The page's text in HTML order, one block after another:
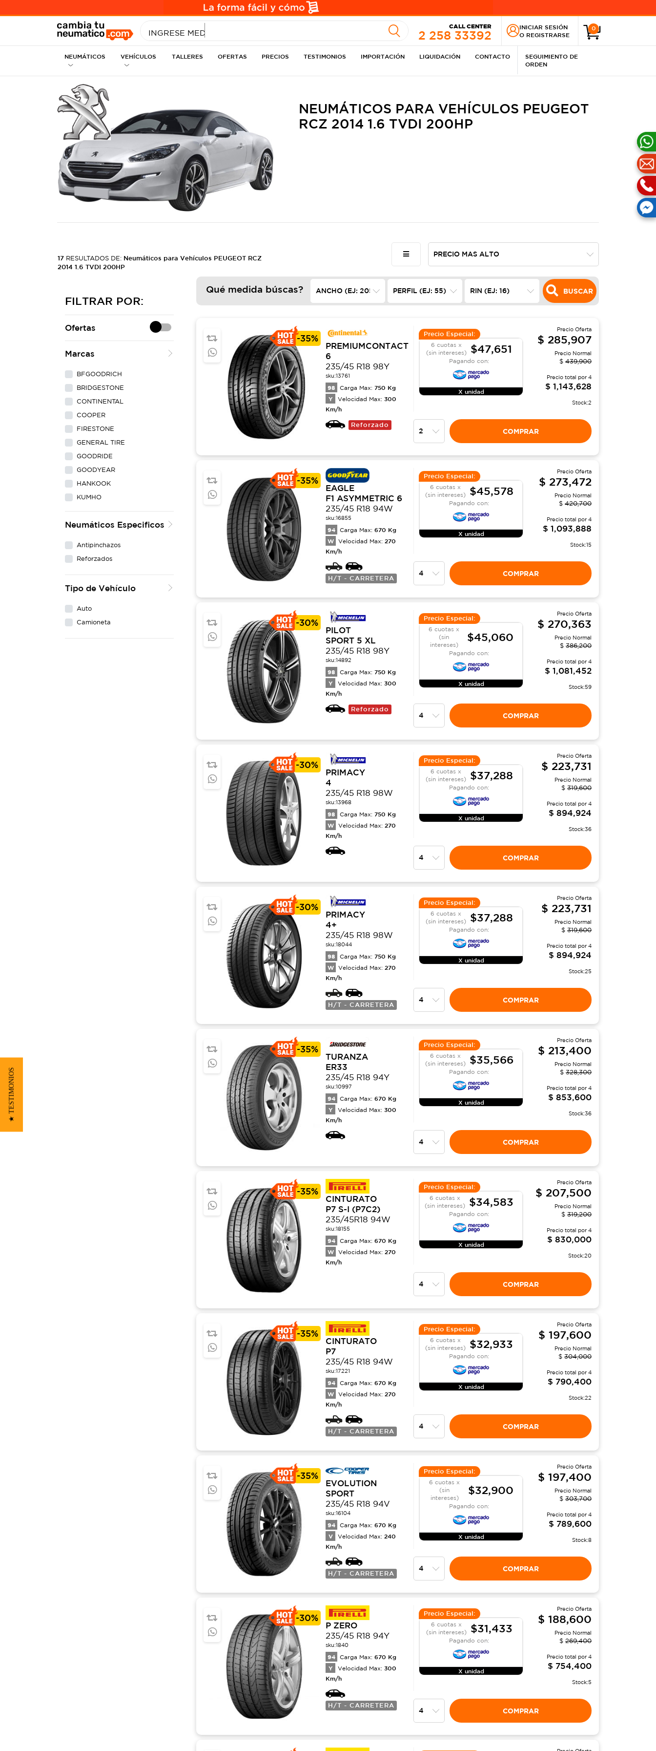
INGRESE MEDIDA
CALL CENTER
2 258 33392
INICIAR SESIÓN
O REGISTRARSE
0
NEUMÁTICOS VEHÍCULOS TALLERES OFERTAS PRECIOS TESTIMONIOS IMPORTACIÓN LIQUIDACIÓN CONTACTO
SEGUIMIENTO DE
ORDEN
NEUMÁTICOS PARA VEHÍCULOS PEUGEOT
RCZ 2014 1.6 TVDI 200HP
17 RESULTADOS DE: Neumáticos para Vehículos PEUGEOT RCZ
2014 1.6 TVDI 200HP
FILTRAR POR:
Ofertas
Marcas
BFGOODRICH
BRIDGESTONE
CONTINENTAL
COOPER
FIRESTONE
GENERAL TIRE
GOODRIDE
GOODYEAR
HANKOOK
KUMHO
LING LONG
MAXXIS
YOKOHAMA
Neumáticos Especificos
Antipinchazos
Reforzados
Tipo de Vehículo
Auto
Camioneta
Qué medida búscas? BUSCAR
-35%
PREMIUMCONTACT
6
235/45 R18 98Y
sku:13761
98 Carga Max: 750 Kg
Y Velocidad Max: 300
Km/h
Reforzado
Precio Especial:
6 cuotas x
(sin intereses)
$47,651
Pagando con:
X unidad
Precio Oferta
$ 285,907
Precio Normal
$ 439,900
Precio total por4
$ 1,143,628
Stock:2
COMPRAR
-35%
EAGLE
F1 ASYMMETRIC 6
235/45 R18 94W
sku:16855
94 Carga Max: 670 Kg
W Velocidad Max: 270
Km/h
H/T - CARRETERA
Precio Especial:
6 cuotas x
(sin intereses)
$45,578
Pagando con:
X unidad
Precio Oferta
$ 273,472
Precio Normal
$ 420,700
Precio total por4
$ 1,093,888
Stock:15
COMPRAR
-30%
PILOT
SPORT 5 XL
235/45 R18 98Y
sku:14892
98 Carga Max: 750 Kg
Y Velocidad Max: 300
Km/h
Reforzado
Precio Especial:
6 cuotas x
(sin
intereses)
$45,060
Pagando con:
X unidad
Precio Oferta
$ 270,363
Precio Normal
$ 386,200
Precio total por4
$ 1,081,452
Stock:59
COMPRAR
-30%
PRIMACY
4
235/45 R18 98W
sku:13968
98 Carga Max: 750 Kg
W Velocidad Max: 270
Km/h
Precio Especial:
6 cuotas x
(sin intereses)
$37,288
Pagando con:
X unidad
Precio Oferta
$ 223,731
Precio Normal
$ 319,600
Precio total por4
$ 894,924
Stock:36
COMPRAR
-30%
PRIMACY
4+
235/45 R18 98W
sku:18044
98 Carga Max: 750 Kg
W Velocidad Max: 270
Km/h
H/T - CARRETERA
Precio Especial:
6 cuotas x
(sin intereses)
$37,288
Pagando con:
X unidad
Precio Oferta
$ 223,731
Precio Normal
$ 319,600
Precio total por4
$ 894,924
Stock:25
COMPRAR
-35%
TURANZA
ER33
235/45 R18 94Y
sku:10997
94 Carga Max: 670 Kg
Y Velocidad Max: 300
Km/h
Precio Especial:
6 cuotas x
(sin intereses)
$35,566
Pagando con:
X unidad
Precio Oferta
$ 213,400
Precio Normal
$ 328,300
Precio total por4
$ 853,600
Stock:36
COMPRAR
-35%
CINTURATO
P7 S-I (P7C2)
235/45R18 94W
sku:18155
94 Carga Max: 670 Kg
W Velocidad Max: 270
Km/h
Precio Especial:
6 cuotas x
(sin intereses)
$34,583
Pagando con:
X unidad
Precio Oferta
$ 207,500
Precio Normal
$ 319,200
Precio total por4
$ 830,000
Stock:20
COMPRAR
-35%
CINTURATO
P7
235/45 R18 94W
sku:17221
94 Carga Max: 670 Kg
W Velocidad Max: 270
Km/h
H/T - CARRETERA
Precio Especial:
6 cuotas x
(sin intereses)
$32,933
Pagando con:
X unidad
Precio Oferta
$ 197,600
Precio Normal
$ 304,000
Precio total por4
$ 790,400
Stock:22
COMPRAR
-35%
EVOLUTION
SPORT
235/45 R18 94V
sku:16104
94 Carga Max: 670 Kg
V Velocidad Max: 240
Km/h
H/T - CARRETERA
Precio Especial:
6 cuotas x
(sin
intereses)
$32,900
Pagando con:
X unidad
Precio Oferta
$ 197,400
Precio Normal
$ 303,700
Precio total por4
$ 789,600
Stock:8
COMPRAR
-30%
P ZERO
235/45 R18 94Y
sku:1840
94 Carga Max: 670 Kg
Y Velocidad Max: 300
Km/h
H/T - CARRETERA
Precio Especial:
6 cuotas x
(sin intereses)
$31,433
Pagando con:
X unidad
Precio Oferta
$ 188,600
Precio Normal
$ 269,400
Precio total por4
$ 754,400
Stock:5
COMPRAR
★ TESTIMONIOS